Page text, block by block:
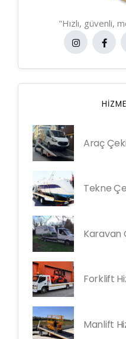
"Hızlı, güvenli,
Araç
Tekne
Karavan
Forklift
Manlift